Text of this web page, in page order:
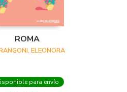
ROMA
ELEONORA
para envío